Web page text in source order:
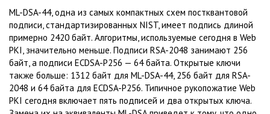
ML-DSA-44, одна из самых компактных схем постквантовой
подписи, стандартизированных NIST, имеет подпись длиной
примерно 2420 байт. Алгоритмы, используемые сегодня в Web
PKI, значительно меньше. Подписи RSA-2048 занимают 256
байт, а подписи ECDSA-P256 — 64 байта. Открытые ключи
также больше: 1312 байт для ML-DSA-44, 256 байт для RSA-
2048 и 64 байта для ECDSA-P256. Типичное рукопожатие Web
PKI сегодня включает пять подписей и два открытых ключа.